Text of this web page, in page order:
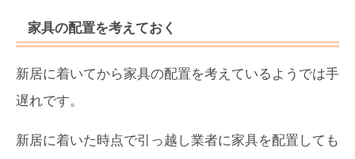
家具の配置を考えておく
新居に着いてから家具の配置を考えているようでは手
遅れです。
新居に着いた時点で引っ越し業者に家具を配置しても